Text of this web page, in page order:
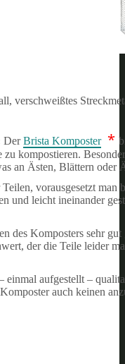
verschweißtes
DerBrista Komposter *
zu kompostieren.
an Ästen, Blättern oder
vorausgesetzt
und leicht ineinander
des Komposters sehr
der die Teile leider
einmal aufgestellt –
auch keinen